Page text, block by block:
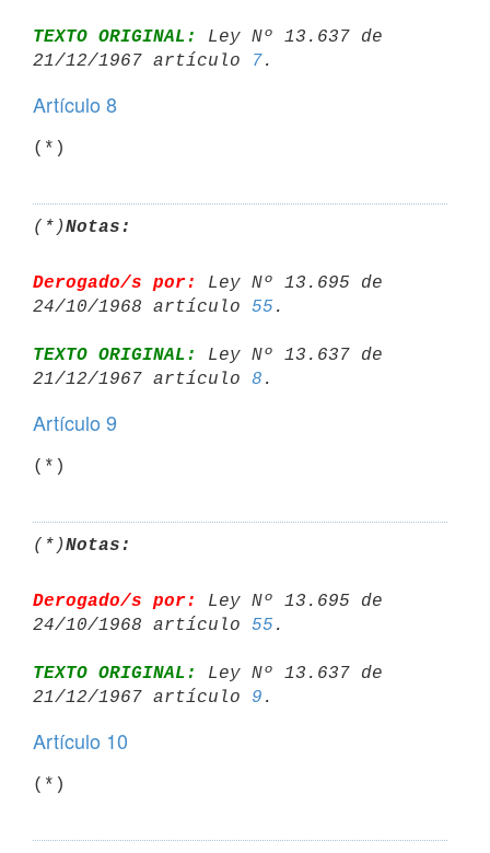
TEXTO ORIGINAL:
Ley Nº 13.637 de
21/12/1967 artículo
7
Artículo 8
(*)
(*)Notas:
Derogado/s por:
Ley Nº 13.695 de
24/10/1968 artículo 55
TEXTO ORIGINAL:
Ley Nº 13.637 de
21/12/1967 artículo 8
Artículo 9
(*)
(*)Notas:
Derogado/s por:
Ley Nº 13.695 de
24/10/1968 artículo 55
TEXTO ORIGINAL:
Ley Nº 13.637 de
21/12/1967 artículo 9
Artículo 10
(*)